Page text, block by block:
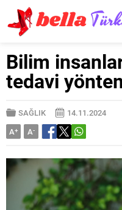
Bilim
tedavi
SAĞLIK
14.11.2024
A+ A-